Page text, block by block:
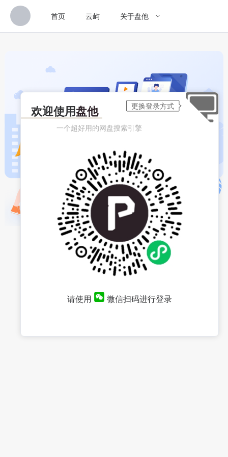
首页 云屿 关于盘他
欢迎使用盘他
一个超好用的网盘搜索引擎
请使用 微信扫码进行登录